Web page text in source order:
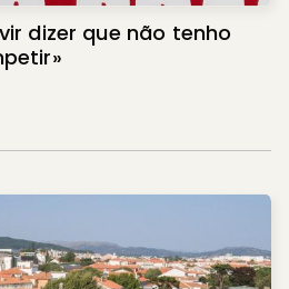
dizer que não tenho